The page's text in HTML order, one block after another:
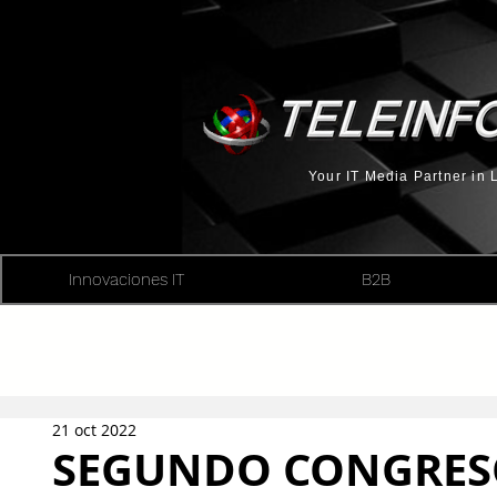
Your IT Media Partner in
Innovaciones IT B2B
SEGUNDO
21 oct 2022